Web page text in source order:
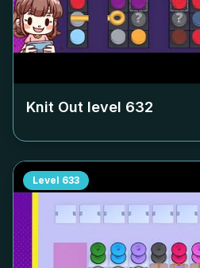
Knit Out level 632
Level 633